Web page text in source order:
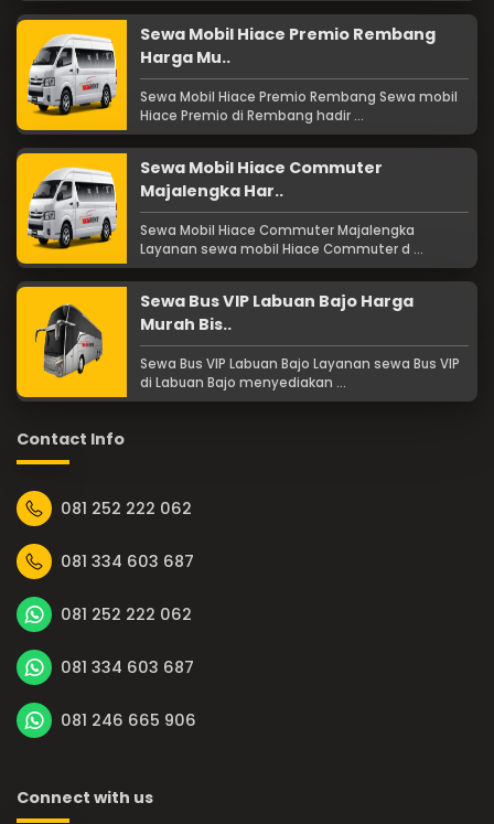
Sewa Mobil Hiace Premio Rembang
Harga Mu..
Sewa Mobil Hiace Premio Rembang Sewa mobil
Hiace Premio di Rembang hadir ...
Sewa Mobil Hiace Commuter
Majalengka Har..
Sewa Mobil Hiace Commuter Majalengka
Layanan sewa mobil Hiace Commuter d ...
Sewa Bus VIP Labuan Bajo Harga
Murah Bis..
Sewa Bus VIP Labuan Bajo Layanan sewa Bus VIP
di Labuan Bajo menyediakan ...
Contact Info
081 252 222 062
081 334 603 687
081 252 222 062
081 334 603 687
081 246 665 906
Connect with us